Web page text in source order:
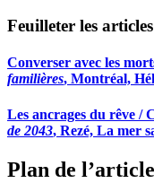
Feuilleter les
Converser avec les
familières, Montréal,
Les ancrages du rêve /
de 2043, Rezé, La mer
Plan de l’article